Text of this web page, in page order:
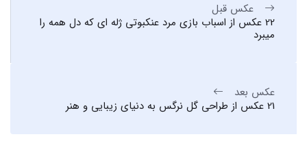
عکس قبل
22 عکس از اسباب بازی مرد عنکبوتی ژله ای که دل همه را
میبرد
عکس بعد
21 عکس از طراحی گل نرگس به دنیای زیبایی و هنر